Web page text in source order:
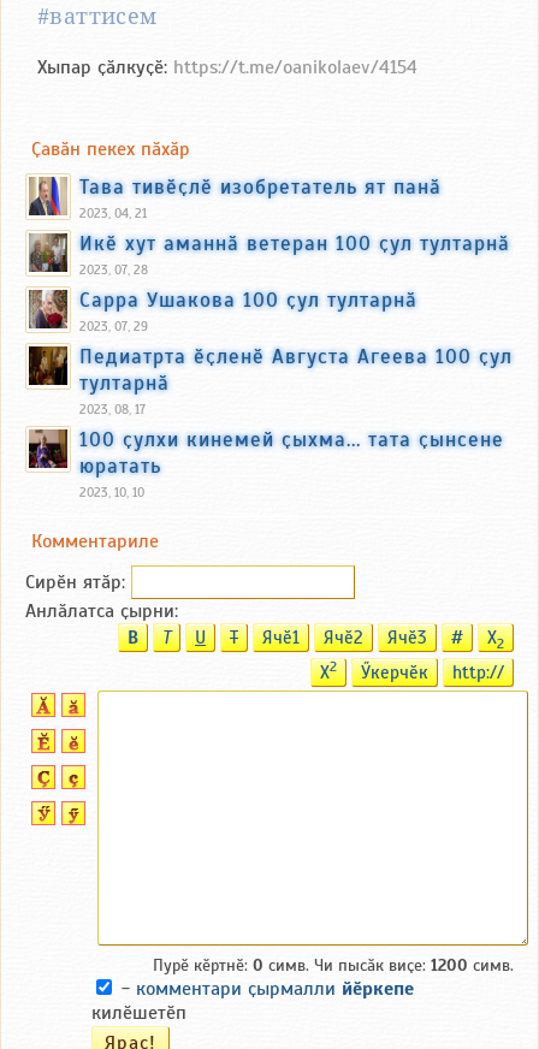
#ваттисем
Хыпар ҫӑлкуҫӗ: https://t.me/oanikolaev/4154
Ҫавӑн пекех пӑхӑр
Тава тивӗҫлӗ изобретатель ят панӑ
2023, 04, 21
Икӗ хут аманнӑ ветеран 100 ҫул тултарнӑ
2023, 07, 28
Сарра Ушакова 100 ҫул тултарнӑ
2023, 07, 29
Педиатрта ӗҫленӗ Августа Агеева 100 ҫул
тултарнӑ
2023, 08, 17
100 ҫулхи кинемей ҫыхма... тата ҫынсене
юратать
2023, 10, 10
Комментариле
Сирӗн ятӑp:
Анлӑлатса ҫырни:
B T U T Ячӗ1 Ячӗ2 Ячӗ3 # X2
X2 Ӳкерчӗк http://
Пурӗ кӗртнӗ: 0 симв. Чи пысӑк виҫе: 1200 симв.
- комментари ҫырмалли йӗркепе
килӗшетӗп